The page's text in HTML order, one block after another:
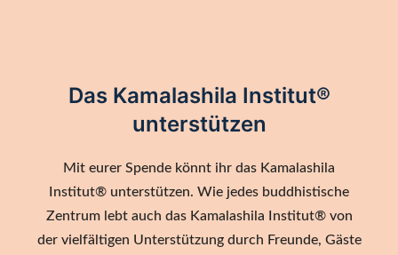
Das Kamalashila Institut®
unterstützen
Mit eurer Spende könnt ihr das Kamalashila
Institut® unterstützen. Wie jedes buddhistische
Zentrum lebt auch das Kamalashila Institut® von
der vielfältigen Unterstützung durch Freunde, Gäste